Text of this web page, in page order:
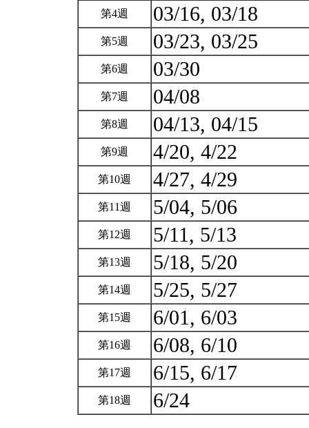
第4週 03/16, 03/18
第5週 03/23, 03/25
第6週 03/30
第7週 04/08
第8週 04/13, 04/15
第9週 4/20, 4/22
第10週 4/27, 4/29
第11週 5/04, 5/06
第12週 5/11, 5/13
第13週 5/18, 5/20
第14週 5/25, 5/27
第15週 6/01, 6/03
第16週 6/08, 6/10
第17週 6/15, 6/17
第18週 6/24